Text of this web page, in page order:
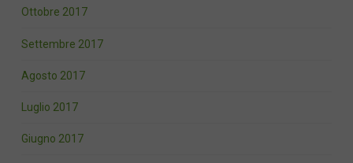
Ottobre 2017
Settembre 2017
Agosto 2017
Luglio 2017
Giugno 2017